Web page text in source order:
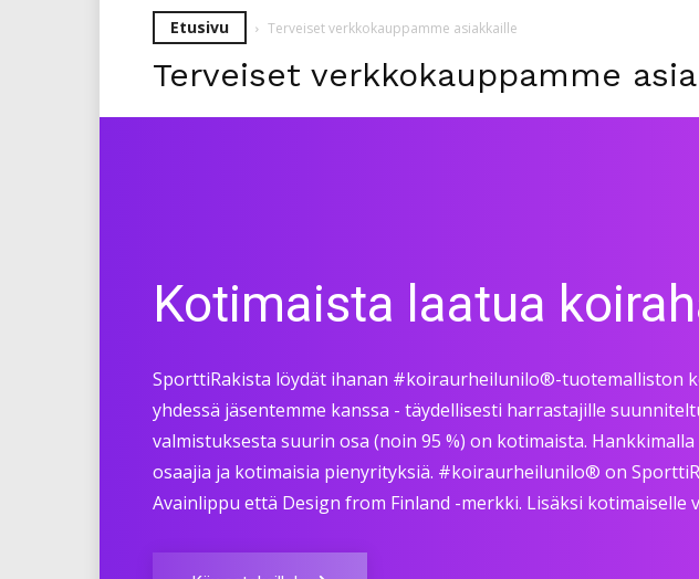
Etusivu Terveiset verkkokauppamme asiakkaille
Terveiset verkkokauppamme
Kotimaista laatua
SporttiRakista löydät ihanan #koiraurheilunilo®-tuotemalliston
yhdessä jäsentemme kanssa - täydellisesti harrastajille
valmistuksesta suurin osa (noin 95 %) on kotimaista.
osaajia ja kotimaisia pienyrityksiä. #koiraurheilunilo® on
Avainlippu että Design from Finland -merkki. Lisäksi